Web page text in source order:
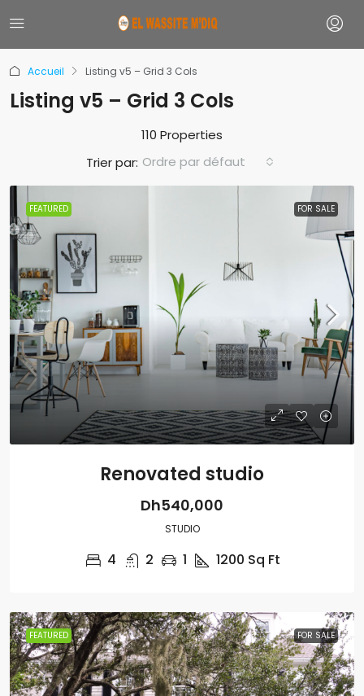
Accueil Listing v5 – Grid 3 Cols
Listing v5 – Grid 3 Cols
110 Properties
Trier par: Ordre par défaut
FEATURED FOR SALE
Renovated studio
Dh540,000
STUDIO
4 2 1 1200 Sq Ft
FEATURED FOR SALE